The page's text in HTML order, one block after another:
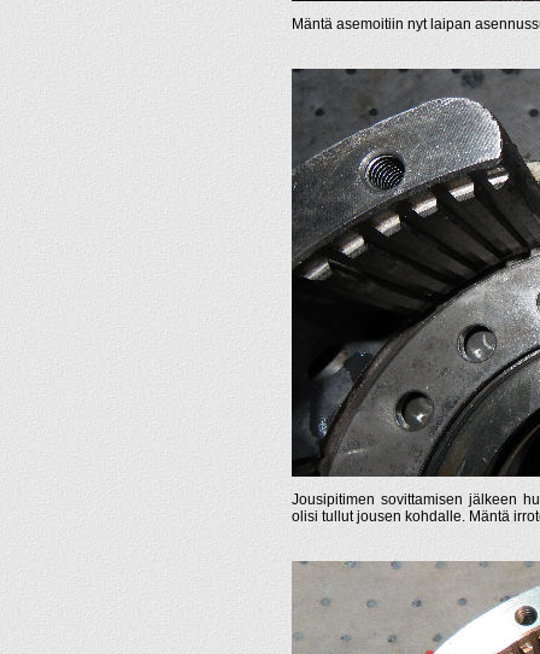
Mäntä asemoitiin nyt laipan
Jousipitimen sovittamisen jälkeen
olisi tullut jousen kohdalle. Mäntä